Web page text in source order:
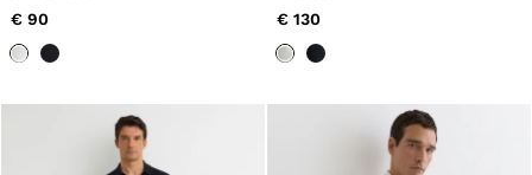
OUTLET
WOMEN'S
All Women's Outlet
Dresses
€ 90
€ 130